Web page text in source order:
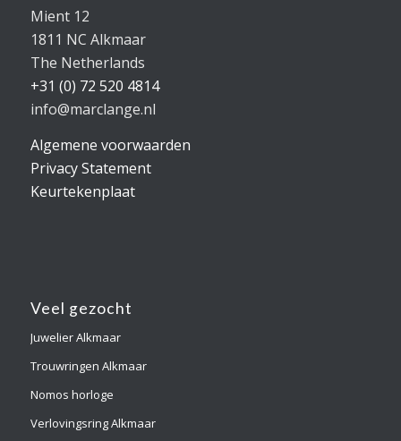
Mient 12
1811 NC Alkmaar
The Netherlands
+31 (0) 72 520 4814
info@marclange.nl
Algemene voorwaarden
Privacy Statement
Keurtekenplaat
Veel gezocht
Juwelier Alkmaar
Trouwringen Alkmaar
Nomos horloge
Verlovingsring Alkmaar